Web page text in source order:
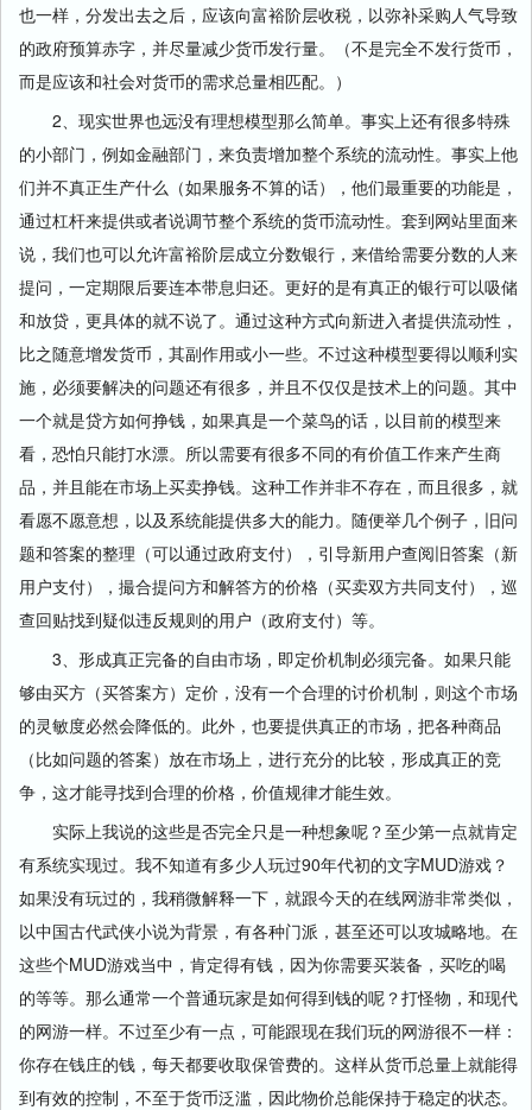
也一样，分发出去之后，应该向富裕阶层收税，以弥补采购人气导致
的政府预算赤字，并尽量减少货币发行量。（不是完全不发行货币，
而是应该和社会对货币的需求总量相匹配。）
2、现实世界也远没有理想模型那么简单。事实上还有很多特殊
的小部门，例如金融部门，来负责增加整个系统的流动性。事实上他
们并不真正生产什么（如果服务不算的话），他们最重要的功能是，
通过杠杆来提供或者说调节整个系统的货币流动性。套到网站里面来
说，我们也可以允许富裕阶层成立分数银行，来借给需要分数的人来
提问，一定期限后要连本带息归还。更好的是有真正的银行可以吸储
和放贷，更具体的就不说了。通过这种方式向新进入者提供流动性，
比之随意增发货币，其副作用或小一些。不过这种模型要得以顺利实
施，必须要解决的问题还有很多，并且不仅仅是技术上的问题。其中
一个就是贷方如何挣钱，如果真是一个菜鸟的话，以目前的模型来
看，恐怕只能打水漂。所以需要有很多不同的有价值工作来产生商
品，并且能在市场上买卖挣钱。这种工作并非不存在，而且很多，就
看愿不愿意想，以及系统能提供多大的能力。随便举几个例子，旧问
题和答案的整理（可以通过政府支付），引导新用户查阅旧答案（新
用户支付），撮合提问方和解答方的价格（买卖双方共同支付），巡
查回贴找到疑似违反规则的用户（政府支付）等。
3、形成真正完备的自由市场，即定价机制必须完备。如果只能
够由买方（买答案方）定价，没有一个合理的讨价机制，则这个市场
的灵敏度必然会降低的。此外，也要提供真正的市场，把各种商品
（比如问题的答案）放在市场上，进行充分的比较，形成真正的竞
争，这才能寻找到合理的价格，价值规律才能生效。
实际上我说的这些是否完全只是一种想象呢？至少第一点就肯定
有系统实现过。我不知道有多少人玩过90年代初的文字MUD游戏？
如果没有玩过的，我稍微解释一下，就跟今天的在线网游非常类似，
以中国古代武侠小说为背景，有各种门派，甚至还可以攻城略地。在
这些个MUD游戏当中，肯定得有钱，因为你需要买装备，买吃的喝
的等等。那么通常一个普通玩家是如何得到钱的呢？打怪物，和现代
的网游一样。不过至少有一点，可能跟现在我们玩的网游很不一样：
你存在钱庄的钱，每天都要收取保管费的。这样从货币总量上就能得
到有效的控制，不至于货币泛滥，因此物价总能保持于稳定的状态。